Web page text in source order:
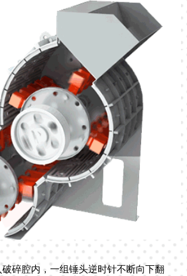
碎腔内，一组锤头逆时针不断向下翻